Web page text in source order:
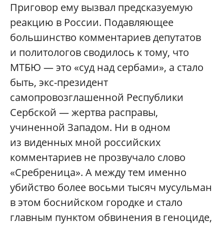
Приговор ему вызвал предсказуемую
реакцию в России. Подавляющее
большинство комментариев депутатов
и политологов сводилось к тому, что
МТБЮ — это «суд над сербами», а стало
быть, экс-президент
самопровозглашенной Республики
Сербской — жертва расправы,
учиненной Западом. Ни в одном
из виденных мной российских
комментариев не прозвучало слово
«Сребреница». А между тем именно
убийство более восьми тысяч мусульман
в этом боснийском городке и стало
главным пунктом обвинения в геноциде,